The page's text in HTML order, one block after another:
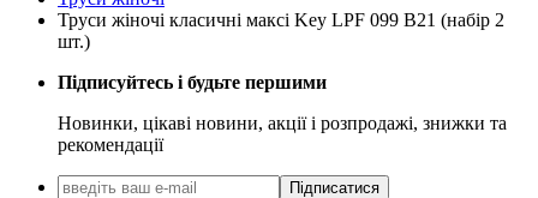
Труси жіночі класичні максі Key LPF 099 B21 (набір 2
шт.)
Підписуйтесь і будьте першими
Новинки, цікаві новини, акції і розпродажі, знижки та
рекомендації
Підписатися